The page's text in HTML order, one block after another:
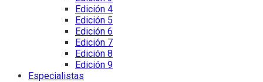
Edición 4
Edición 5
Edición 6
Edición 7
Edición 8
Edición 9
Especialistas